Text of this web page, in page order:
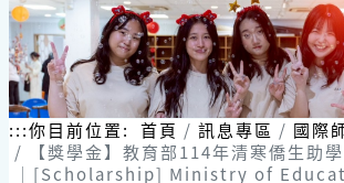
:::你目前位置: 首頁 訊息專區
國際
【獎學金】教育部114年清寒僑生助
│[Scholarship] Ministry of